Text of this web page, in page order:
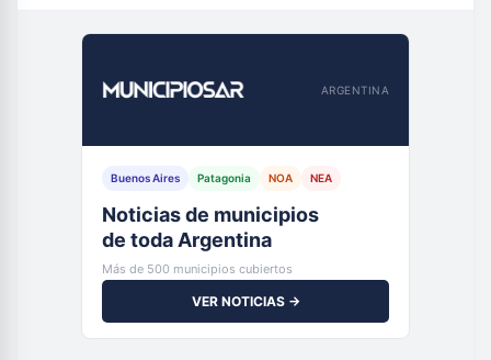
ARGENTINA
Buenos Aires Patagonia NOA NEA
Noticias de municipios
de toda Argentina
Más de 500 municipios cubiertos
VER NOTICIAS →